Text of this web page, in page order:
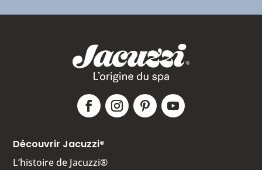
Découvrir Jacuzzi®
L’histoire de Jacuzzi®